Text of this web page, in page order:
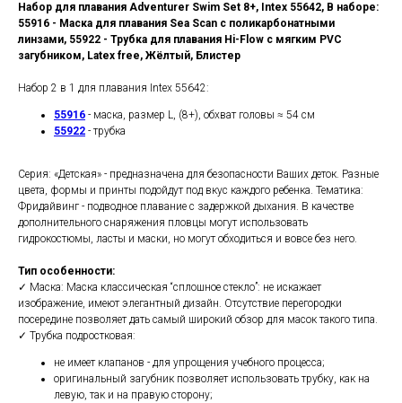
Набор для плавания Adventurer Swim Set 8+, Intex 55642, В наборе:
55916 - Маска для плавания Sea Scan с поликарбонатными
линзами, 55922 - Трубка для плавания Hi-Flow с мягким PVC
загубником, Latex free, Жёлтый, Блистер
Набор 2 в 1 для плавания Intex 55642:
55916 - маска, размер L, (8+), обхват головы ≈ 54 см
55922 - трубка
Серия: «Детская» - предназначена для безопасности Ваших деток. Разные
цвета, формы и принты подойдут под вкус каждого ребенка. Тематика:
Фридайвинг - подводное плавание с задержкой дыхания. В качестве
дополнительного снаряжения пловцы могут использовать
гидрокостюмы, ласты и маски, но могут обходиться и вовсе без него.
Тип особенности:
✓ Маска: Маска классическая “сплошное стекло”: не искажает
изображение, имеют элегантный дизайн. Отсутствие перегородки
посередине позволяет дать самый широкий обзор для масок такого типа.
✓ Трубка подростковая:
не имеет клапанов - для упрощения учебного процесса;
оригинальный загубник позволяет использовать трубку, как на
левую, так и на правую сторону;